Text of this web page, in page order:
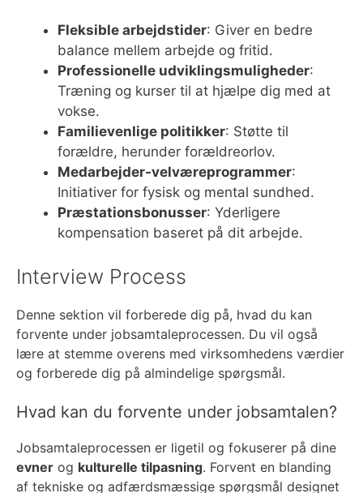
Fleksible arbejdstider: Giver en bedre
balance mellem arbejde og fritid.
Professionelle udviklingsmuligheder:
Træning og kurser til at hjælpe dig med at
vokse.
Familievenlige politikker: Støtte til
forældre, herunder forældreorlov.
Medarbejder-velværeprogrammer:
Initiativer for fysisk og mental sundhed.
Præstationsbonusser: Yderligere
kompensation baseret på dit arbejde.
Interview Process
Denne sektion vil forberede dig på, hvad du kan
forvente under jobsamtaleprocessen. Du vil også
lære at stemme overens med virksomhedens værdier
og forberede dig på almindelige spørgsmål.
Hvad kan du forvente under jobsamtalen?
Jobsamtaleprocessen er ligetil og fokuserer på dine
evner og kulturelle tilpasning. Forvent en blanding
af tekniske og adfærdsmæssige spørgsmål designet